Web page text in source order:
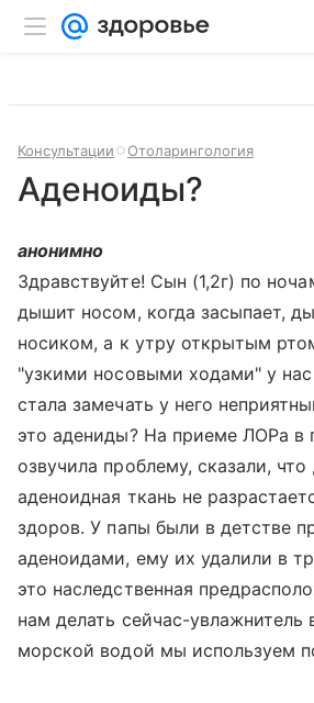
Консультации Отоларингология
Аденоиды?
анонимно
Здравствуйте! Сын (1,2г) по
дышит носом, когда засыпает,
носиком, а к утру открытым
"узкими носовыми ходами" у нас
стала замечать у него
это адениды? На приеме ЛОРа в
озвучила проблему, сказали, что
аденоидная ткань не
здоров. У папы были в детстве
аденоидами, ему их удалили в
это наследственная
нам делать сейчас-увлажнитель
морской водой мы используем